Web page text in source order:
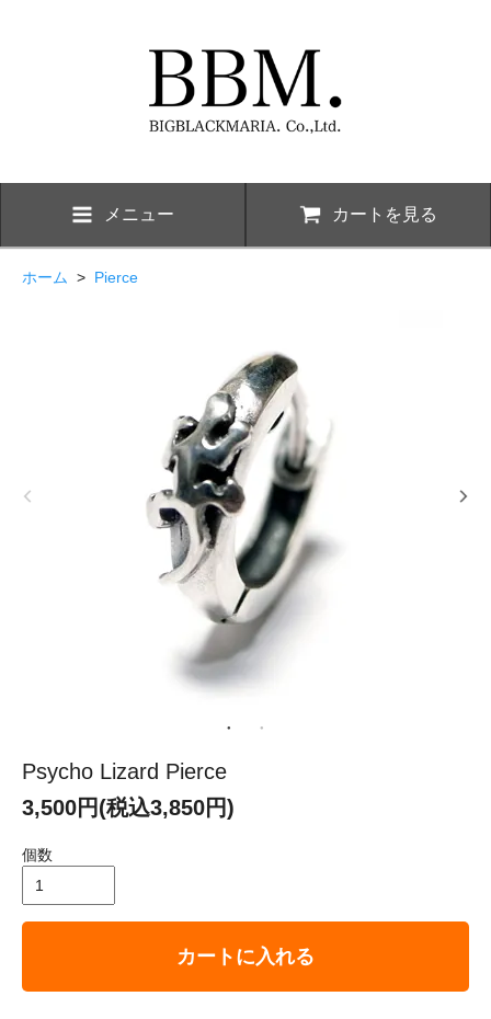
メニュー カートを見る
ホーム > Pierce
Psycho Lizard Pierce
3,500円(税込3,850円)
個数
カートに入れる